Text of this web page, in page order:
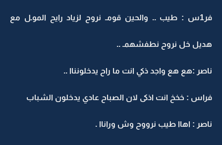
فر1س : طيب .. والحين قومـ نروح لزياد رايح الموـل مع
هديل خل نروح نطفشهمـ ..
ناصر :هع هع واجد ذكي انت ما راح يدخلونناا ..
فراس : خخخ انت اذكى لان الصباح عادي يدخلون الشباب
ناصر : اهاا طيب نرووح وش وراناا .